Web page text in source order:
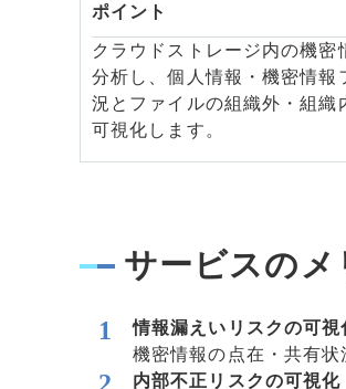
ポイント
クラウドストレージ内の機密
分析し、個人情報・機密情報
況とファイルの組織外・組織
可視化します。
サービスのメ
情報漏えいリスクの可視
機密情報の点在・共有状
内部不正リスクの可視化